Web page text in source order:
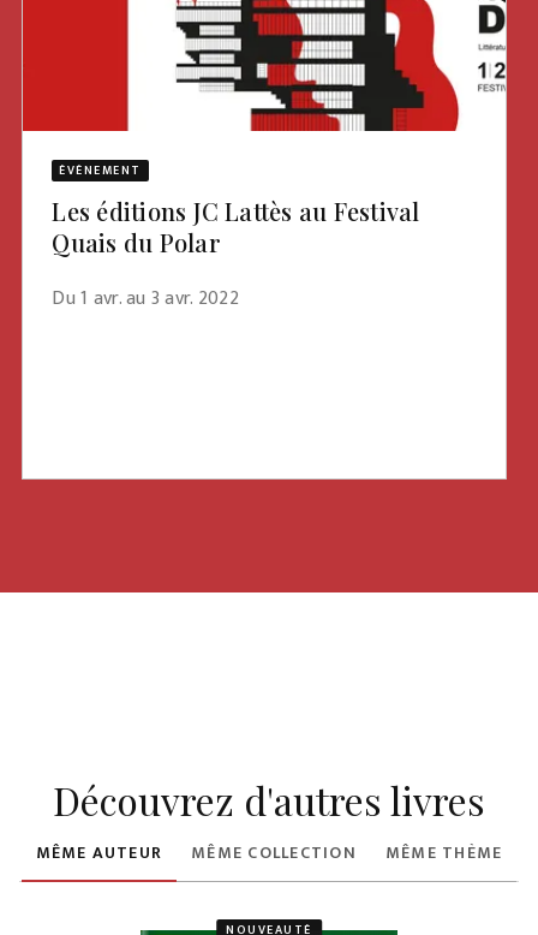
ÉVÈNEMENT
Les éditions JC Lattès au Festival
Quais du Polar
Du 1 avr. au 3 avr. 2022
Découvrez d'autres livres
MÊME AUTEUR MÊME COLLECTION MÊME THÈME
NOUVEAUTÉ